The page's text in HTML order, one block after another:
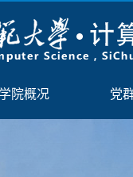
学院概况 党